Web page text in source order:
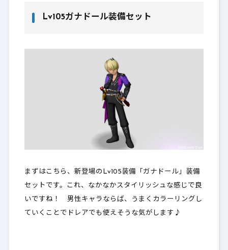
Lv105ガナドール装備セット
まずはこちら、新登場のLv105装備「ガナドール」装備
セットです。これ、なかなかスタイリッシュな感じで良
いですね！ 男性キャラならば、うまくカラーリングし
ていくことでドレアでも使えそうな気がします♪